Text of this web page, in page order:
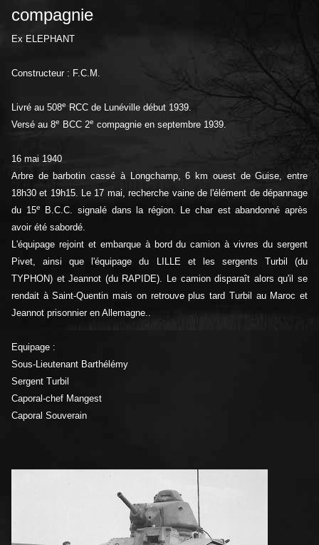
compagnie
Ex ELEPHANT
Constructeur : F.C.M.
Livré au 508e RCC de Lunéville début 1939.
Versé au 8e BCC 2e compagnie en septembre 1939.
16 mai 1940
Arbre de barbotin cassé à Longchamp, 6 km ouest de Guise, entre
18h30 et 19h15. Le 17 mai, recherche vaine de l'élément de dépannage
du 15e
B.C.C. signalé dans la région. Le char est abandonné après
avoir été sabordé.
L'équipage rejoint et embarque à bord du camion à vivres du sergent
Pivet, ainsi que l'équipage du LILLE et les sergents Turbil (du
TYPHON) et Jeannot (du RAPIDE). Le camion disparaît alors qu'il se
rendait à Saint-Quentin mais on retrouve plus tard Turbil au Maroc et
Jeannot prisonnier en Allemagne..
Equipage :
Sous-Lieutenant Barthélémy
Sergent Turbil
Caporal-chef Mangest
Caporal Souverain